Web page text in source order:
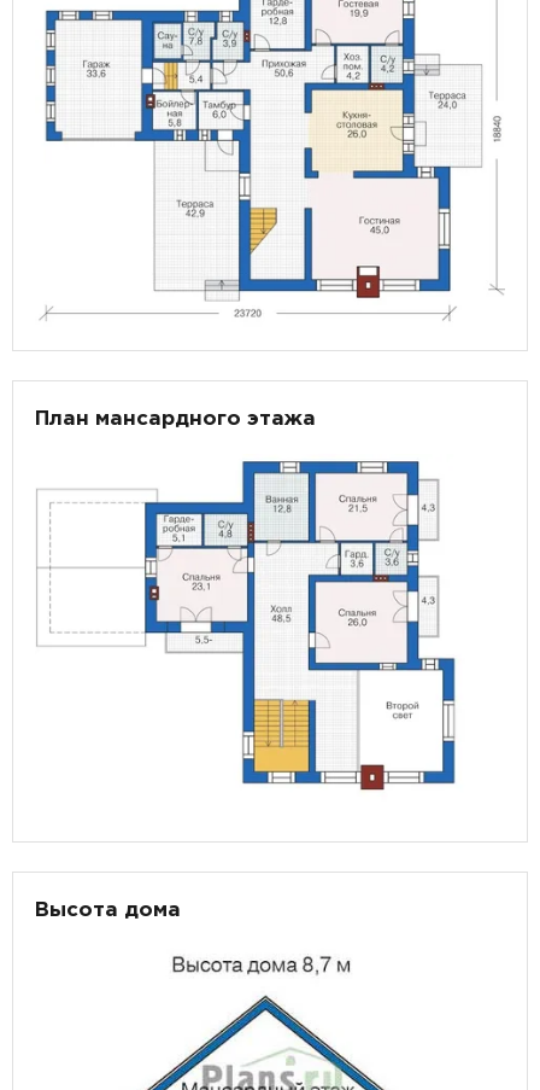
План мансардного этажа
Высота дома